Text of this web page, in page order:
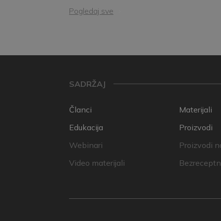
Pogledaj sve
SADRŽAJ
Članci
Edukacija
Webinari
Video materijali
Materijali
Proizvodi
Proizvodi